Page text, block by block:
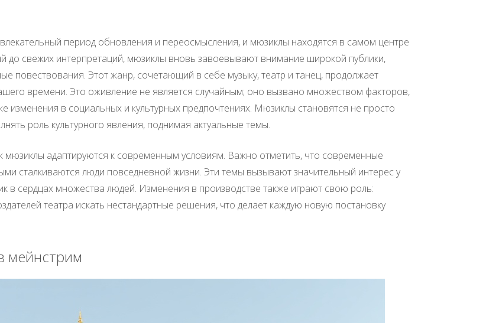
период обновления и переосмысления, и мюзиклы находятся в самом центре
до свежих интерпретаций, мюзиклы вновь завоевывают внимание широкой публики,
повествования. Этот жанр, сочетающий в себе музыку, театр и танец, продолжает
времени. Это оживление не является случайным; оно вызвано множеством факторов,
изменения в социальных и культурных предпочтениях. Мюзиклы становятся не просто
роль культурного явления, поднимая актуальные темы.
мюзиклы адаптируются к современным условиям. Важно отметить, что современные
сталкиваются люди повседневной жизни. Эти темы вызывают значительный интерес у
в сердцах множества людей. Изменения в производстве также играют свою роль:
театра искать нестандартные решения, что делает каждую новую постановку
мейнстрим